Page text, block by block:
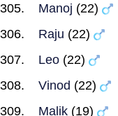
Manoj (22)
Raju (22)
Leo (22)
Vinod (22)
Malik (19)